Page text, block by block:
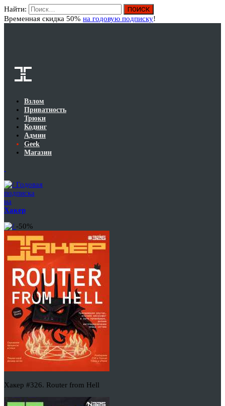
Найти:
Временная скидка 50% на годовую подписку!
Взлом
Приватность
Трюки
Кодинг
Админ
Geek
Магазин
Годовая
подписка
на
Хакер
-50%
Хакер #326. Router from Hell